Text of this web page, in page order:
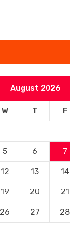
August 2026
W T F
5 6 7
12 13 14
19 20 21
26 27 28